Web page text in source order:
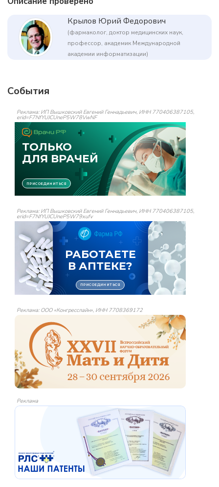
Крылов Юрий Федорович
(фармаколог, доктор медицинских наук,
профессор, академик Международной
академии информатизации)
События
Реклама: ИП Вышковский Евгений Геннадьевич, ИНН 770406387105,
erid=F7NfYUJCUneP5W78VwNF
Реклама: ИП Вышковский Евгений Геннадьевич, ИНН 770406387105,
erid=F7NfYUJCUneP5W79xufv
Реклама: ООО «Конгресслайн», ИНН 7708369172
Реклама